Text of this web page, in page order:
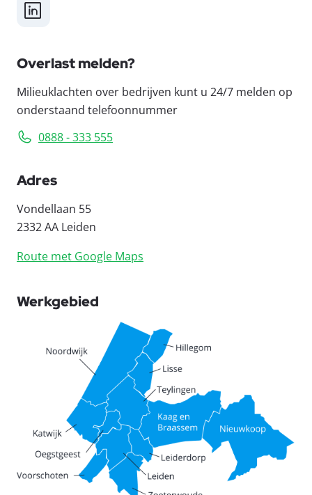
LinkedIn
Overlast melden?
Milieuklachten over bedrijven kunt u 24/7 melden op
onderstaand telefoonnummer
0888 - 333 555
Adres
Vondellaan 55
2332 AA Leiden
Route met Google Maps
Werkgebied